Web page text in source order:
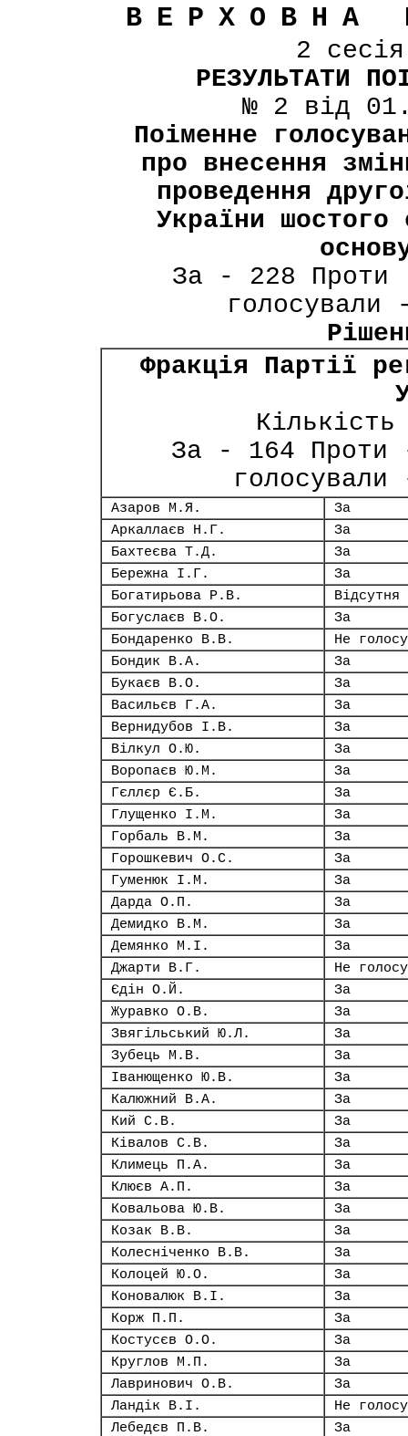
ВЕРХОВНА
2
РЕЗУЛЬТАТИ
№ 2 від
Поіменне
про внесення
проведення
України
За - 228 Проти
Фракція Партії
За - 164 Проти
Азаров М.Я.
За
Аркаллаєв Н.Г.
За
Бахтеєва Т.Д.
За
Бережна І.Г.
За
Богатирьова Р.В.
Відсутня
Богуслаєв В.О.
За
Бондаренко В.В.
Не
Бондик В.А.
За
Букаєв В.О.
За
Васильєв Г.А.
За
Вернидубов І.В.
За
Вілкул О.Ю.
За
Воропаєв Ю.М.
За
Гєллєр Є.Б.
За
Глущенко І.М.
За
Горбаль В.М.
За
Горошкевич О.С.
За
Гуменюк І.М.
За
Дарда О.П.
За
Демидко В.М.
За
Демянко М.І.
За
Джарти В.Г.
Не
Єдін О.Й.
За
Журавко О.В.
За
Звягільський Ю.Л.
За
Зубець М.В.
За
Іванющенко Ю.В.
За
Калюжний В.А.
За
Кий С.В.
За
Ківалов С.В.
За
Климець П.А.
За
Клюєв А.П.
За
Ковальова Ю.В.
За
Козак В.В.
За
Колесніченко В.В.
За
Колоцей Ю.О.
За
Коновалюк В.І.
За
Корж П.П.
За
Костусєв О.О.
За
Круглов М.П.
За
Лавринович О.В.
За
Ландік В.І.
Не
Лебедєв П.В.
За